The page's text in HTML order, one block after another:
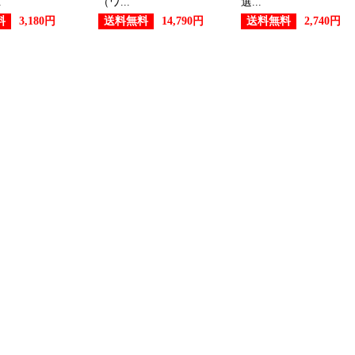
メンズファッションランキング
3,180円
送料無料
14,790円
送料無料
2,740円